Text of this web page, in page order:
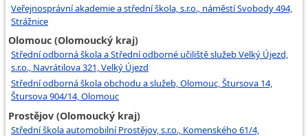
Veřejnosprávní akademie a střední škola, s.r.o., náměstí Svobody 494,
Strážnice
Olomouc (Olomoucký kraj)
Střední odborná škola a Střední odborné učiliště služeb Velký Újezd,
s.r.o., Navrátilova 321, Velký Újezd
Střední odborná škola obchodu a služeb, Olomouc, Štursova 14,
Štursova 904/14, Olomouc
Prostějov (Olomoucký kraj)
Střední škola automobilní Prostějov, s.r.o., Komenského 61/4,